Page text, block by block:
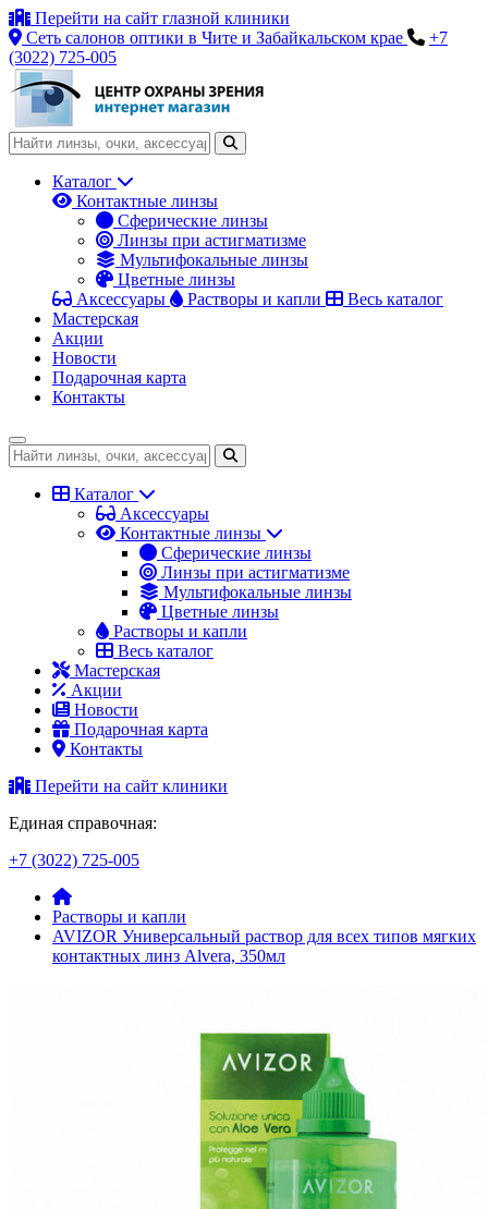
Перейти на сайт глазной клиники
Сеть салонов оптики в Чите и Забайкальском крае
+7
(3022) 725-005
Каталог
Контактные линзы
Сферические линзы
Линзы при астигматизме
Мультифокальные линзы
Цветные линзы
Аксессуары
Растворы и капли
Весь каталог
Мастерская
Акции
Новости
Подарочная карта
Контакты
Каталог
Аксессуары
Контактные линзы
Сферические линзы
Линзы при астигматизме
Мультифокальные линзы
Цветные линзы
Растворы и капли
Весь каталог
Мастерская
Акции
Новости
Подарочная карта
Контакты
Перейти на сайт клиники
Единая справочная:
+7 (3022) 725-005
Растворы и капли
AVIZOR Универсальный раствор для всех типов мягких
контактных линз Alvera, 350мл